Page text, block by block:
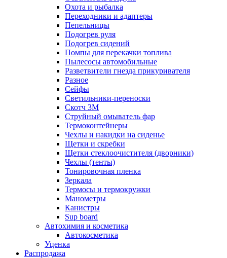
Охота и рыбалка
Переходники и адаптеры
Пепельницы
Подогрев руля
Подогрев сидений
Помпы для перекачки топлива
Пылесосы автомобильные
Разветвители гнезда прикуривателя
Разное
Сейфы
Светильники-переноски
Скотч 3М
Струйный омыватель фар
Термоконтейнеры
Чехлы и накидки на сиденье
Щетки и скребки
Щетки стеклоочистителя (дворники)
Чехлы (тенты)
Тонировочная пленка
Зеркалa
Термосы и термокружки
Манометры
Канистры
Sup board
Автохимия и косметика
Автокосметика
Уценка
Распродажа